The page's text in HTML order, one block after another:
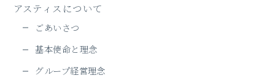
アスティスについて
ごあいさつ
基本使命と理念
グループ経営理念